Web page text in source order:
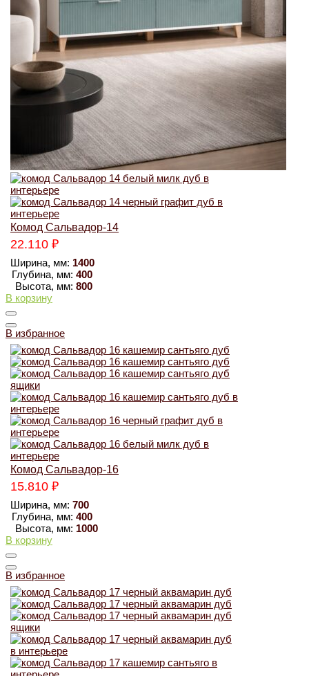
Комод Сальвадор-14
22.110 ₽
Ширина, мм: 1400
Глубина, мм: 400
Высота, мм: 800
В корзину
В избранное
Комод Сальвадор-16
15.810 ₽
Ширина, мм: 700
Глубина, мм: 400
Высота, мм: 1000
В корзину
В избранное